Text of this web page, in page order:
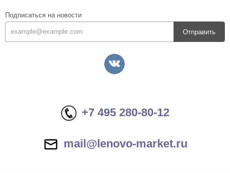
Подписаться на новости
Отправить
+7 495 280-80-12
mail@lenovo-market.ru